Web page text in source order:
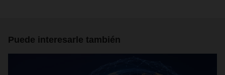
Puede interesarle también